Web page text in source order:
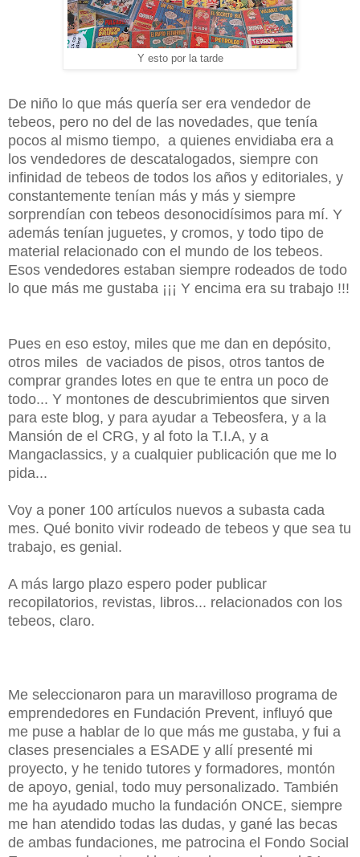
Y esto por la tarde
De niño lo que más quería ser era vendedor de
tebeos, pero no del de las novedades, que tenía
pocos al mismo tiempo, a quienes envidiaba era a
los vendedores de descatalogados, siempre con
infinidad de tebeos de todos los años y editoriales, y
constantemente tenían más y más y siempre
sorprendían con tebeos desonocidísimos para mí. Y
además tenían juguetes, y cromos, y todo tipo de
material relacionado con el mundo de los tebeos.
Esos vendedores estaban siempre rodeados de todo
lo que más me gustaba ¡¡¡ Y encima era su trabajo !!!
Pues en eso estoy, miles que me dan en depósito,
otros miles de vaciados de pisos, otros tantos de
comprar grandes lotes en que te entra un poco de
todo... Y montones de descubrimientos que sirven
para este blog, y para ayudar a Tebeosfera, y a la
Mansión de el CRG, y al foto la T.I.A, y a
Mangaclassics, y a cualquier publicación que me lo
pida...
Voy a poner 100 artículos nuevos a subasta cada
mes. Qué bonito vivir rodeado de tebeos y que sea tu
trabajo, es genial.
A más largo plazo espero poder publicar
recopilatorios, revistas, libros... relacionados con los
tebeos, claro.
Me seleccionaron para un maravilloso programa de
emprendedores en Fundación Prevent, influyó que
me puse a hablar de lo que más me gustaba, y fui a
clases presenciales a ESADE y allí presenté mi
proyecto, y he tenido tutores y formadores, montón
de apoyo, genial, todo muy personalizado. También
me ha ayudado mucho la fundación ONCE, siempre
me han atendido todas las dudas, y gané las becas
de ambas fundaciones, me patrocina el Fondo Social